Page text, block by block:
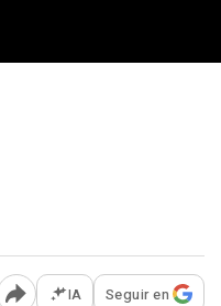
IA Seguir en